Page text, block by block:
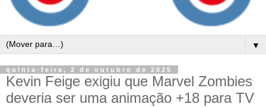
▼
quinta-feira, 2 de outubro de 2025
Kevin Feige exigiu que Marvel Zombies
deveria ser uma animação +18 para TV